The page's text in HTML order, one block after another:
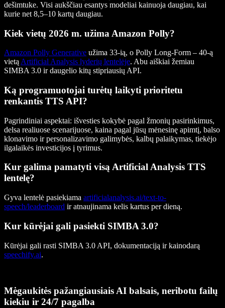
dešimtuke. Visi aukščiau esantys modeliai kainuoja daugiau, kai
kurie net 8,5–10 kartų daugiau.
Kiek vietų 2026 m. užima Amazon Polly?
Amazon Polly Generative užima 33-ią, o Polly Long-Form – 40-ą
vietą Artificial Analysis lyderių lentelėje. Abu aiškiai žemiau
SIMBA 3.0 ir daugelio kitų stipriausių API.
Ką programuotojai turėtų laikyti prioritetu
renkantis TTS API?
Pagrindiniai aspektai: išvesties kokybė pagal žmonių pasirinkimus,
delsa realiuose scenarijuose, kaina pagal jūsų mėnesinę apimtį, balso
klonavimo ir personalizavimo galimybės, kalbų palaikymas, tiekėjo
ilgalaikės investicijos į tyrimus.
Kur galima pamatyti visą Artificial Analysis TTS
lentelę?
Gyva lentelė pasiekiama artificialanalysis.ai/text-to-
speech/leaderboard ir atnaujinama kelis kartus per dieną.
Kur kūrėjai gali pasiekti SIMBA 3.0?
Kūrėjai gali rasti SIMBA 3.0 API, dokumentaciją ir kainodarą
speechify.ai.
Mėgaukitės pažangiausiais AI balsais, neribotu failų
kiekiu ir 24/7 pagalba